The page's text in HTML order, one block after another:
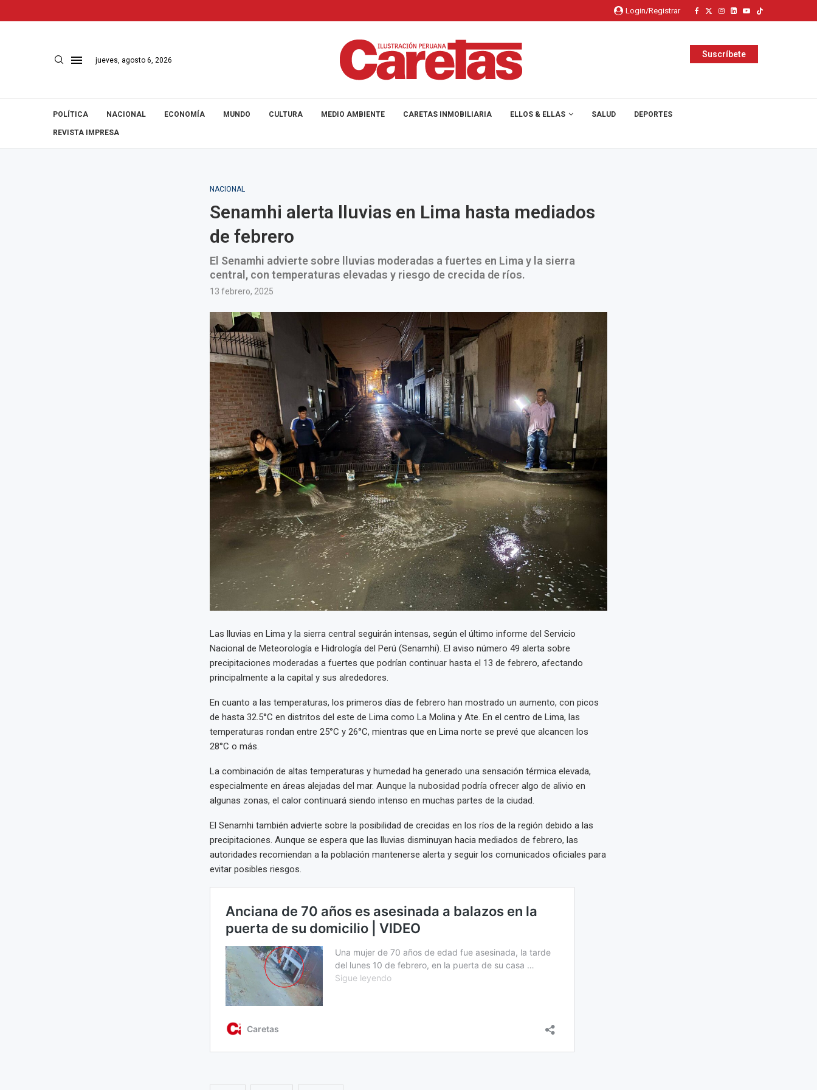
Login/Registrar
jueves, agosto 6, 2026
Suscríbete
POLÍTICA NACIONAL ECONOMÍA MUNDO CULTURA MEDIO AMBIENTE CARETAS INMOBILIARIA ELLOS & ELLAS SALUD DEPORTES
REVISTA IMPRESA
NACIONAL
Senamhi alerta lluvias en Lima hasta mediados
de febrero
El Senamhi advierte sobre lluvias moderadas a fuertes en Lima y la sierra
central, con temperaturas elevadas y riesgo de crecida de ríos.
13 febrero, 2025
Las lluvias en Lima y la sierra central seguirán intensas, según el último informe del Servicio
Nacional de Meteorología e Hidrología del Perú (Senamhi). El aviso número 49 alerta sobre
precipitaciones moderadas a fuertes que podrían continuar hasta el 13 de febrero, afectando
principalmente a la capital y sus alrededores.
En cuanto a las temperaturas, los primeros días de febrero han mostrado un aumento, con picos
de hasta 32.5°C en distritos del este de Lima como La Molina y Ate. En el centro de Lima, las
temperaturas rondan entre 25°C y 26°C, mientras que en Lima norte se prevé que alcancen los
28°C o más.
La combinación de altas temperaturas y humedad ha generado una sensación térmica elevada,
especialmente en áreas alejadas del mar. Aunque la nubosidad podría ofrecer algo de alivio en
algunas zonas, el calor continuará siendo intenso en muchas partes de la ciudad.
El Senamhi también advierte sobre la posibilidad de crecidas en los ríos de la región debido a las
precipitaciones. Aunque se espera que las lluvias disminuyan hacia mediados de febrero, las
autoridades recomiendan a la población mantenerse alerta y seguir los comunicados oficiales para
evitar posibles riesgos.